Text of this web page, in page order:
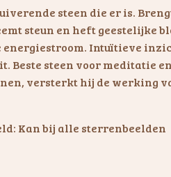
steen die er is.
steun en heft geestelijke
energiestroom. Intuïtieve
Beste steen voor meditatie
versterkt hij de werking
Kan bij alle sterrenbeelden